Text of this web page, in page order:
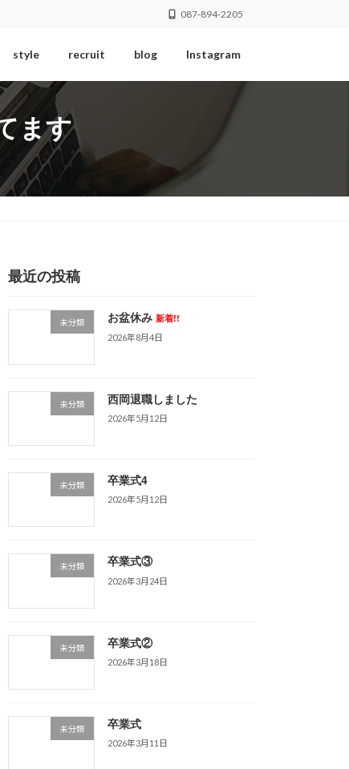
087-894-2205
style recruit blog Instagram
ます
最近の投稿
未分類 お盆休み 新着!!
2026年8月4日
未分類 西岡退職しました
2026年5月12日
未分類 卒業式4
2026年5月12日
未分類 卒業式③
2026年3月24日
未分類 卒業式②
2026年3月18日
未分類 卒業式
2026年3月11日